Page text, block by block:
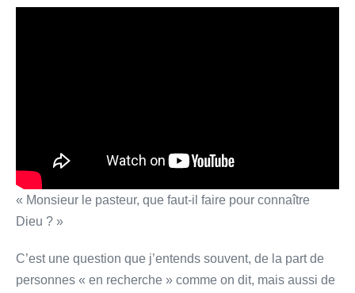
« Monsieur le pasteur, que faut-il faire pour connaître
Dieu ? »
C’est une question que j’entends souvent, de la part de
personnes « en recherche » comme on dit, mais aussi de